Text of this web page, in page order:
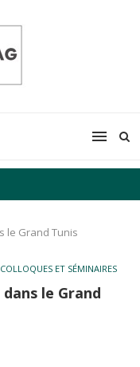
le Grand Tunis
COLLOQUES ET SÉMINAIRES
le Grand